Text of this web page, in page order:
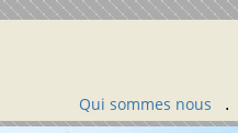
Qui sommes nous .